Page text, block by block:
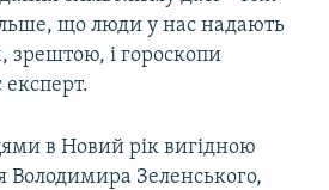
що люди у нас надають
зрештою, і гороскопи
в Новий рік вигідною
Володимира Зеленського,